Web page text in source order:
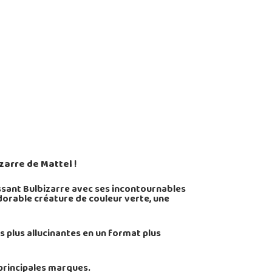
de Mattel!
Bulbizarre avec ses incontournables
créature de couleur verte, une
plus allucinantes en un format plus